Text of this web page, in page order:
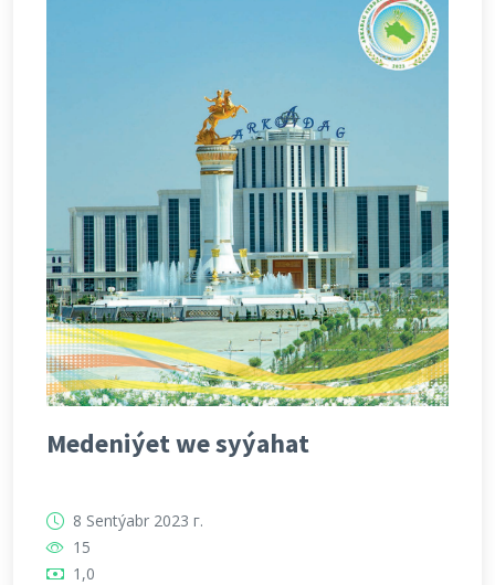
Medeniýet we syýahat
8 Sentýabr 2023 г.
15
1,0